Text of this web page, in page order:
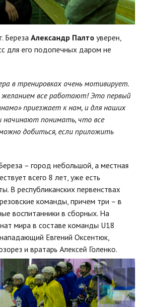
Александр Палто уверен,
для его подопечных даром не
в тренировках очень мотивирует.
все работают! Это первый
приезжает к нам, и для наших
начинают понимать, что все
добиться, если приложить
– город небольшой, а местная
всего 8 лет, уже есть
В республиканских первенствах
команды, причем три – в
воспитанники в сборных. На
мира в составе команды U18
Евгений Оксентюк,
и вратарь Алексей Голенко.